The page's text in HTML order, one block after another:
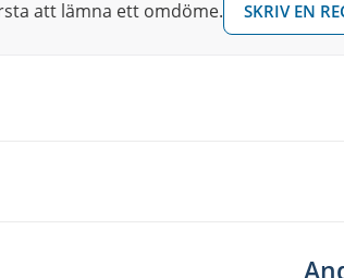
att lämna ett omdöme. SKRIV EN